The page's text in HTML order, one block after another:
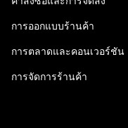
การออกแบบร้านค้า
การตลาดและคอนเวอร์ชัน
การจัดการร้านค้า